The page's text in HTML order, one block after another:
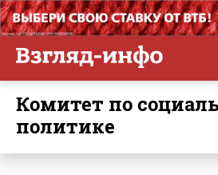
комитет по социальной
политике